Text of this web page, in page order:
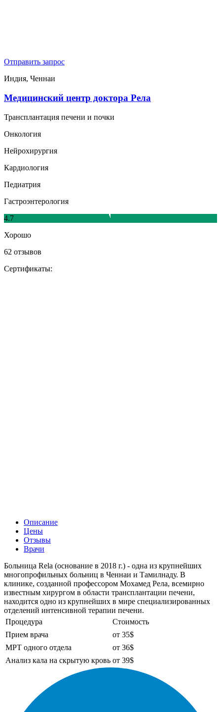
Отправить запрос
Индия, Ченнаи
Медицинский центр доктора Рела
Трансплантация печени и почки
Онкология
Нейрохирургия
Кардиология
Педиатрия
Гастроэнтерология
4.7
Хорошо
62 отзывов
Сертификаты:
Описание
Цены
Отзывы
Врачи
Больница Rela (основание в 2018 г.) - одна из крупнейших
многопрофильных больниц в Ченнаи и Тамилнаду. В
клинике, созданной профессором Мохамед Рела, всемирно
известным хирургом в области трансплантации печени,
находится одно из крупнейших в мире специализированных
отделений интенсивной терапии печени.
Процедура
Стоимость
Прием врача
от 35$
МРТ одного отдела
от 36$
Анализ кала на скрытую кровь от 39$